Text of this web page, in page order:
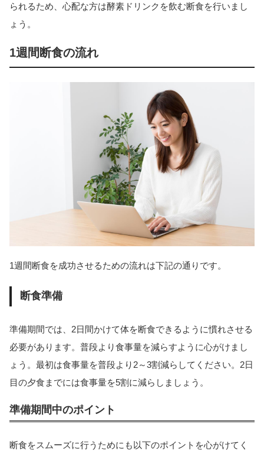
られるため、心配な方は酵素ドリンクを飲む断食を行いまし
ょう。
1週間断食の流れ
1週間断食を成功させるための流れは下記の通りです。
断食準備
準備期間では、2日間かけて体を断食できるように慣れさせる
必要があります。普段より食事量を減らすように心がけまし
ょう。最初は食事量を普段より2～3割減らしてください。2日
目の夕食までには食事量を5割に減らしましょう。
準備期間中のポイント
断食をスムーズに行うためにも以下のポイントを心がけてく